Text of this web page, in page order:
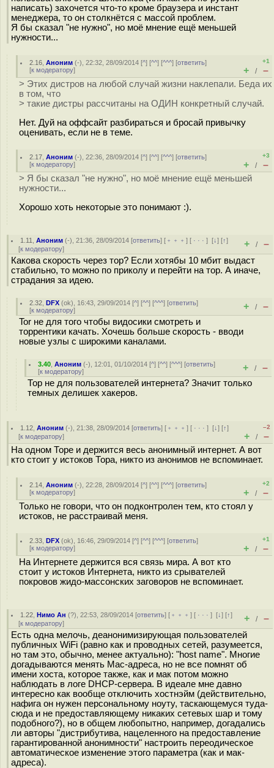
написать) захочется что-то кроме браузера и инстант
менеджера, то он столкнётся с массой проблем.
Я бы сказал "не нужно", но моё мнение ещё меньшей
нужности...
2.16 ,Аноним (-), 22:32, 28/09/2014 [^] [^^] [^^^] [ответить]
[к модератору]
+1
+ / –
> Этих дистров на любой случай жизни наклепали. Беда их
в том, что
> такие дистры рассчитаны на ОДИН конкретный случай.
Нет. Дуй на оффсайт разбираться и бросай привычку
оценивать, если не в теме.
2.17 ,Аноним (-), 22:36, 28/09/2014 [^] [^^] [^^^] [ответить]
[к модератору]
+3
+ / –
> Я бы сказал "не нужно", но моё мнение ещё меньшей
нужности...
Хорошо хоть некоторые это понимают :).
1.11 ,Аноним (-), 21:36, 28/09/2014 [ответить] [ ﹢﹢﹢] [ · · ·][↓] [↑]
[к модератору] + / –
Какова скорость через тор? Если хотябы 10 мбит выдаст
стабильно, то можно по приколу и перейти на тор. А иначе,
страдания за идею.
2.32 ,DFX (ok), 16:43, 29/09/2014 [^] [^^] [^^^] [ответить]
[к модератору] + / –
Tor не для того чтобы видосики смотреть и
торрентики качать. Хочешь больше скорость - вводи
новые узлы с широкими каналами.
3.40 ,Аноним (-), 12:01, 01/10/2014 [^] [^^] [^^^] [ответить]
[к модератору] + / –
Тор не для пользователей интернета? Значит только
темных делишек хакеров.
1.12 ,Аноним (-), 21:38, 28/09/2014 [ответить] [ ﹢﹢﹢] [ · · ·][↓] [↑]
[к модератору]
–2
+ / –
На одном Торе и держится весь анонимный интернет. А вот
кто стоит у истоков Тора, никто из анонимов не вспоминает.
2.14 ,Аноним (-), 22:28, 28/09/2014 [^] [^^] [^^^] [ответить]
[к модератору]
+2
+ / –
Только не говори, что он подконтролен тем, кто стоял у
истоков, не расстраивай меня.
2.33 ,DFX (ok), 16:46, 29/09/2014 [^] [^^] [^^^] [ответить]
[к модератору]
+1
+ / –
На Интернете держится вся связь мира. А вот кто
стоит у истоков Интернета, никто из срывателей
покровов жидо-массонских заговоров не вспоминает.
1.22 ,Нимо Ан (?), 22:53, 28/09/2014 [ответить] [ ﹢﹢﹢] [ · · ·][↓] [↑]
[к модератору] + / –
Есть одна мелочь, деанонимизирующая пользователей
публичных WiFi (равно как и проводных сетей, разумеется,
но там это, обычно, менее актуально): "host name". Многие
догадываются менять Mac-адреса, но не все помнят об
имени хоста, которое также, как и мак потом можно
наблюдать в логе DHCP-сервера. В идеале мне давно
интересно как вообще отключить хостнэйм (действительно,
нафига он нужен персональному ноуту, таскающемуся туда-
сюда и не предоставляющему никаких сетевых шар и тому
подобного?), но в общем любопытно, например, догадались
ли авторы "дистрибутива, нацеленного на предоставление
гарантированной анонимности" настроить переодическое
автоматическое изменение этого параметра (как и мак-
адреса).